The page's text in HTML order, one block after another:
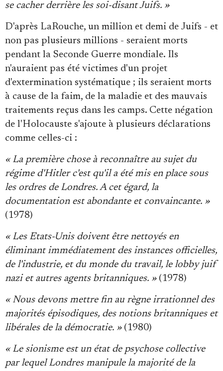
se cacher derrière les soi-disant Juifs. »
D'après LaRouche, un million et demi de Juifs - et
non pas plusieurs millions - seraient morts
pendant la Seconde Guerre mondiale. Ils
n'auraient pas été victimes d'un projet
d'extermination systématique ; ils seraient morts
à cause de la faim, de la maladie et des mauvais
traitements reçus dans les camps. Cette négation
de l'Holocauste s'ajoute à plusieurs déclarations
comme celles-ci :
« La première chose à reconnaître au sujet du
régime d'Hitler c'est qu'il a été mis en place sous
les ordres de Londres. A cet égard, la
documentation est abondante et convaincante. »
(1978)
« Les Etats-Unis doivent être nettoyés en
éliminant immédiatement des instances officielles,
de l'industrie, et du monde du travail, le lobby juif
nazi et autres agents britanniques. »(1978)
« Nous devons mettre fin au règne irrationnel des
majorités épisodiques, des notions britanniques et
libérales de la démocratie. »(1980)
« Le sionisme est un état de psychose collective
par lequel Londres manipule la majorité de la